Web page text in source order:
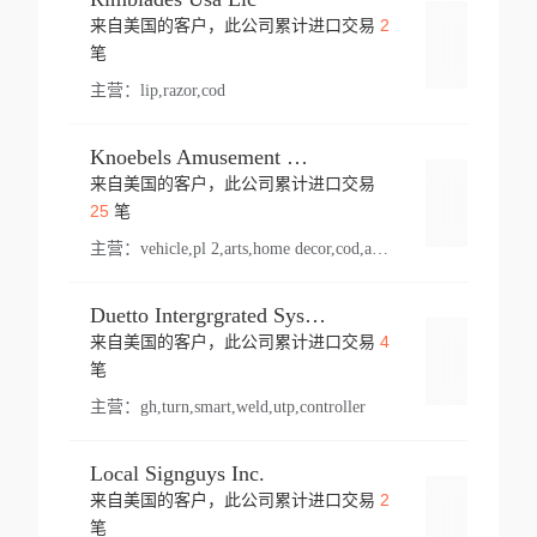
来自美国的客户，此公司累计进口交易 2
笔
主营： lip,razor,cod
Knoebels Amusement Resort
来自美国的客户，此公司累计进口交易
25笔
主营： vehicle,pl 2,arts,home decor,cod,amusement ride,sea
Duetto Intergrgrated Systems Inc.
来自美国的客户，此公司累计进口交易 4
笔
主营： gh,turn,smart,weld,utp,controller
Local Signguys Inc.
来自美国的客户，此公司累计进口交易 2
笔